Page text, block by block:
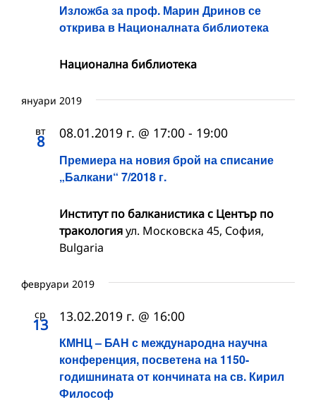
Изложба за проф. Марин Дринов се
открива в Националната библиотека
Национална библиотека
януари 2019
вт
8
Премиера на новия брой на списание
„Балкани“ 7/2018 г.
08.01.2019 г. @ 17:00 - 19:00
Институт по балканистика с Център по
тракологияул. Московска 45, София,
Bulgaria
февруари 2019
ср
13
КМНЦ – БАН с международна научна
конференция, посветена на 1150-
годишнината от кончината на св. Кирил
Философ
13.02.2019 г. @ 16:00